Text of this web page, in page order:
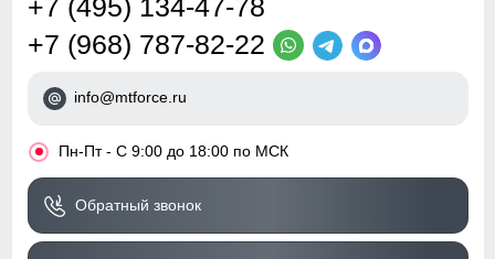
+7 (495) 134-47-78
+7 (968) 787-82-22
info@mtforce.ru
• Пн-Пт - С 9:00 до 18:00 по МСК
Обратный звонок